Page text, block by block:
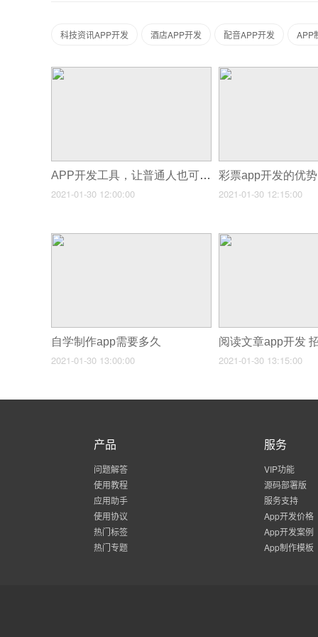
科技资讯APP开发 酒店APP开发 配音APP开发 APP
APP开发工具，让普通人也可以进行APP开发
2021-01-30 12:00:00
彩票app开发的优
2021-01-30 12:15:00
自学制作app需要多久
2021-01-30 13:00:00 2021-01-30 13:15:00
产品
问题解答
使用教程
应用助手
使用协议
热门标签
热门专题
服务
VIP功能
源码部署版
服务支持
App开发价格
App开发案例
App制作模板